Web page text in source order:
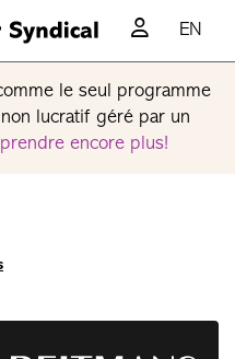
EN
le seul programme
lucratif géré par un
encore plus!